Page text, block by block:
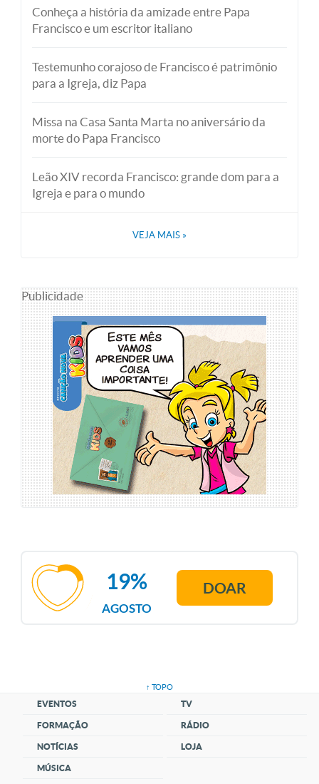
Conheça a história da amizade entre Papa
Francisco e um escritor italiano
Testemunho corajoso de Francisco é patrimônio
para a Igreja, diz Papa
Missa na Casa Santa Marta no aniversário da
morte do Papa Francisco
Leão XIV recorda Francisco: grande dom para a
Igreja e para o mundo
VEJA MAIS »
Publicidade
AGOSTO
19% DOAR
↑ TOPO
EVENTOS
FORMAÇÃO
NOTÍCIAS
MÚSICA
TV
RÁDIO
LOJA